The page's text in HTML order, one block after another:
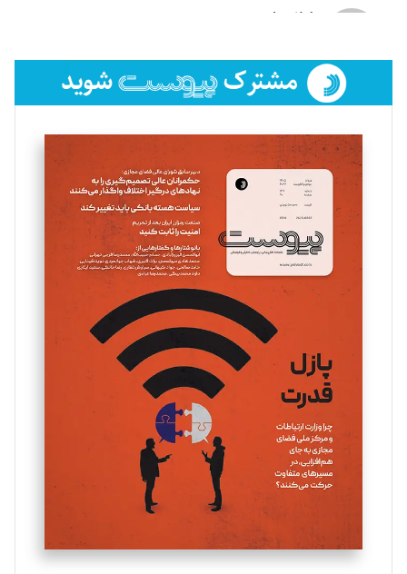
لیلا حنارود
فائزه فتحی رستمی
تحریریه
سروش کرمیان
تحریریه
مینا پاکدل
یسنا امان‌پور
تحریریه
ملینا جعفری
تحریریه
مصطفی مسجدی آرانی
تحریریه